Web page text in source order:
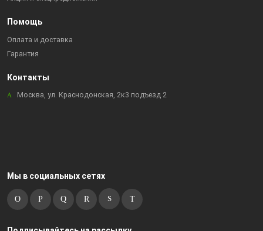
Помощь
Оплата и доставка
Гарантия
Контакты
Москва, ул. Краснодонская, 2к3 подъезд 2
Мы в социальных сетях